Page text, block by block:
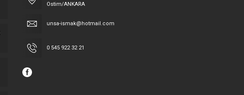
Ostim/ANKARA
unsa-ismak@hotmail.com
0 545 922 32 21